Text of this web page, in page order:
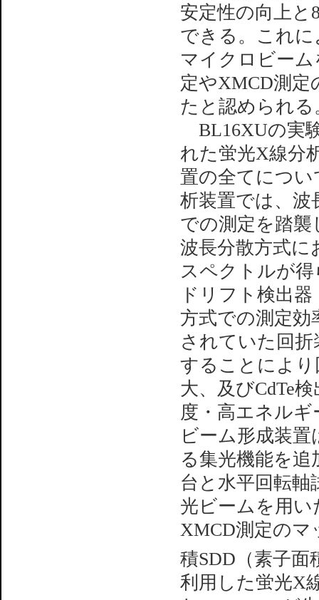
安定性の向上と
できる。これ
マイクロビー
定やXMCD測定
たと認められる
BL16XUの実
れた蛍光X線分
置の全てにつ
析装置では、波
での測定を踏
波長分散方式に
スペクトルが
ドリフト検出
方式での測定効
されていた回折
することにより
大、及びCdTe
度・高エネル
ビーム形成装
る集光機能を
台と水平回転
光ビームを用い
XMCD測定のマ
積SDD（素子面
利用した蛍光X